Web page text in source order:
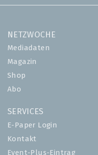
NETZWOCHE
Mediadaten
Magazin
Shop
Abo
SERVICES
E-Paper Login
Kontakt
Event-Plus-Eintrag